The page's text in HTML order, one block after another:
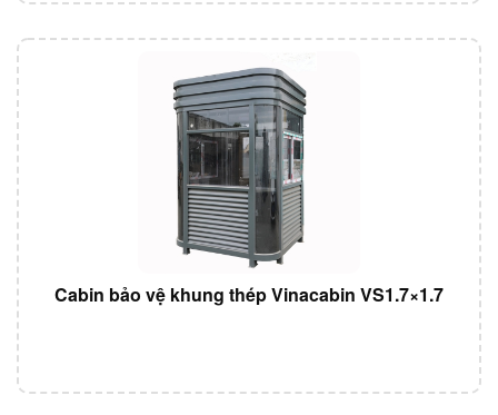
Cabin bảo vệ khung thép Vinacabin VS1.7×1.7